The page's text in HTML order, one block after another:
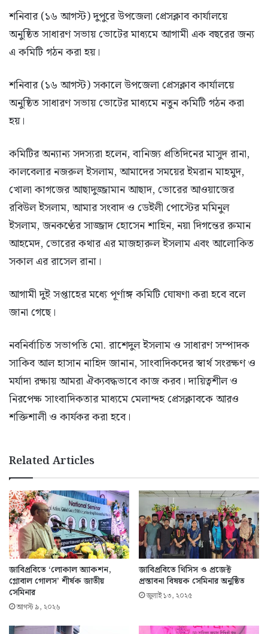
শনিবার (১৬ আগস্ট) দুপুরে উপজেলা প্রেসক্লাব কার্যালয়ে
অনুষ্ঠিত সাধারণ সভায় ভোটের মাধ্যমে আগামী এক বছরের জন্য
এ কমিটি গঠন করা হয়।
শনিবার (১৬ আগস্ট) সকালে উপজেলা প্রেসক্লাব কার্যালয়ে
অনুষ্ঠিত সাধারণ সভায় ভোটের মাধ্যমে নতুন কমিটি গঠন করা
হয়।
কমিটির অন্যান্য সদস্যরা হলেন, বানিজ্য প্রতিদিনের মাসুদ রানা,
কালবেলার নজরুল ইসলাম, আমাদের সময়ের ইমরান মাহমুদ,
খোলা কাগজের আছাদুজ্জামান আছাদ, ভোরের আওয়াজের
রবিউল ইসলাম, আমার সংবাদ ও ডেইলী পোস্টের মমিনুল
ইসলাম, জনকণ্ঠের সাজ্জাদ হোসেন শাহিন, নয়া দিগন্তের রুমান
আহমেদ, ভোরের কথার এর মাজহারুল ইসলাম এবং আলোকিত
সকাল এর রাসেল রানা।
আগামী দুই সপ্তাহের মধ্যে পূর্ণাঙ্গ কমিটি ঘোষণা করা হবে বলে
জানা গেছে।
নবনির্বাচিত সভাপতি মো. রাশেদুল ইসলাম ও সাধারণ সম্পাদক
সাকিব আল হাসান নাহিদ জানান, সাংবাদিকদের স্বার্থ সংরক্ষণ ও
মর্যাদা রক্ষায় আমরা ঐক্যবদ্ধভাবে কাজ করব। দায়িত্বশীল ও
নিরপেক্ষ সাংবাদিকতার মাধ্যমে মেলান্দহ প্রেসক্লাবকে আরও
শক্তিশালী ও কার্যকর করা হবে।
Related Articles
জাবিপ্রবিতে ‘লোকাল অ্যাকশন,
গ্লোবাল গোলস’ শীর্ষক জাতীয়
সেমিনার
আগস্ট ৯, ২০২৬
জাবিপ্রবিতে থিসিস ও প্রজেক্ট
প্রস্তাবনা বিষয়ক সেমিনার অনুষ্ঠিত
জুলাই ১৩, ২০২৫